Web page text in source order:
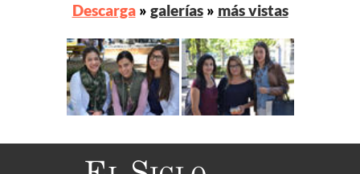
Descarga» galerías» más vistas